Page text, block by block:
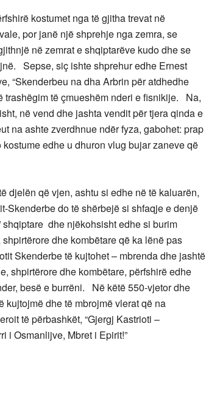
kostumet nga të gjitha trevat në
por janë një shprehje nga zemra, se
në zemrat e shqiptarëve kudo dhe se
Sepse, siç ishte shprehur edhe Ernest
“Skenderbeu na dha Arbrin për atdhedhe
trashëgim të çmueshëm nderi e fisnikije. Na,
në vend dhe jashta vendit për tjera qinda e
na ashte zverdhnue ndër fyza, gabohet: prap
edhe u dhuron vlug bujar zaneve që
djelën që vjen, ashtu si edhe në të kaluarën,
Skenderbe do të shërbejë si shfaqje e denjë
shqiptare dhe njëkohsisht edhe si burim
dhe kombëtare që ka lënë pas
Skenderbe të kujtohet – mbrenda dhe jashtë
shpirtërore dhe kombëtare, përfshirë edhe
besë e burrëni. Në këtë 550-vjetor dhe
kujtojmë dhe të mbrojmë vlerat që na
të përbashkët, “Gjergj Kastrioti –
i Osmanlijve, Mbret i Epirit!”